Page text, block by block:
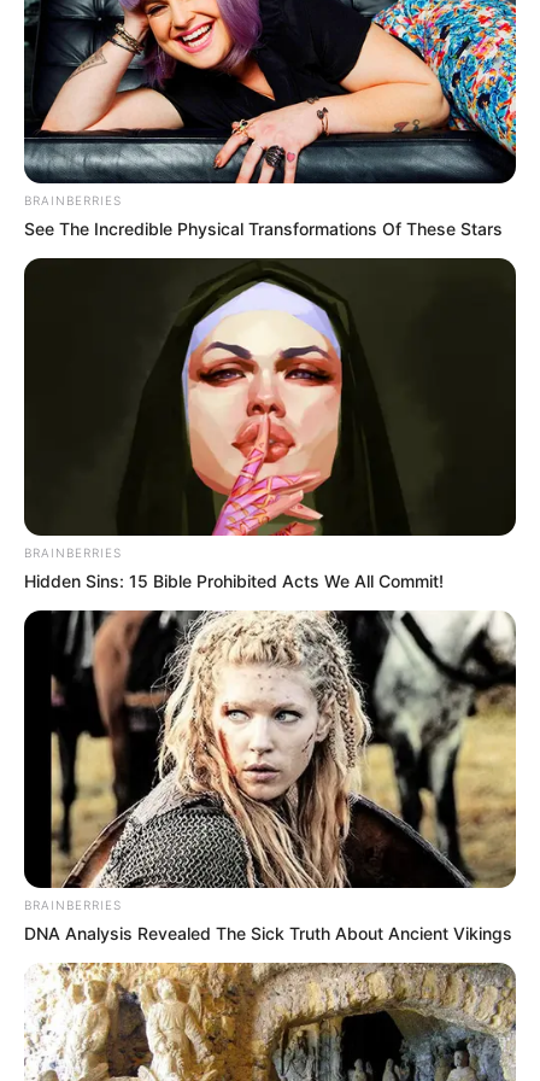
ick...
Nächste eingetragene Veranstaltung in
Niedersachsen mit Bremen: 58. Int. Osnabrücker
ADAC Bergrennen 8. – 9. August 2026 imVeranstalt
ungsplan für Hilter am Teutoburger Wald
(08.08.2026 08:00 Uhr - 08.08.2026 18:00 Uhr).
Weiter geht es hier mitVeranstaltungen in ganz Nie
dersachsen mit Bremen. Veranstaltungen können
kostenlos eingetragenwerden.
Veranstaltungshinweise für Oldenburg sind auch
www.oldenburg-tourismus.de
Hier für den nächsten Urlaub
kostenlose Kataloge b
1 - 4
Hier gibt es Tipps, wie man eineFerienwohnung
gestaltenkann.
Veranstaltung in Oldenburg eintragen
Die schönsten Ausflugsziele und
Sehenswürdigkeiten in Niedersachsen:
BRAINBERRIES
See The Incredible Physical Transformations Of These Stars
BRAINBERRIES
Hidden Sins: 15 Bible Prohibited Acts We All Commit!
BRAINBERRIES
DNA Analysis Revealed The Sick Truth About Ancient Vikings